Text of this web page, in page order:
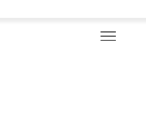
Toggle